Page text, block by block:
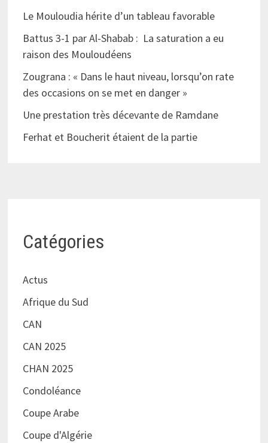
Le Mouloudia hérite d’un tableau favorable
Battus 3-1 par Al-Shabab : La saturation a eu
raison des Mouloudéens
Zougrana : « Dans le haut niveau, lorsqu’on rate
des occasions on se met en danger »
Une prestation très décevante de Ramdane
Ferhat et Boucherit étaient de la partie
Catégories
Actus
Afrique du Sud
CAN
CAN 2025
CHAN 2025
Condoléance
Coupe Arabe
Coupe d'Algérie